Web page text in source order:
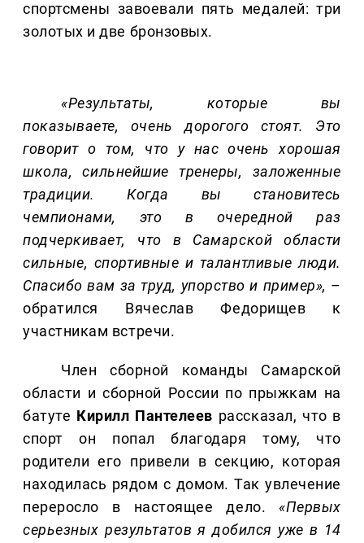
спортсмены завоевали пять медалей: три
золотых и две бронзовых.
«Результаты, которые вы
показываете, очень дорогого стоят. Это
говорит о том, что у нас очень хорошая
школа, сильнейшие тренеры, заложенные
традиции. Когда вы становитесь
чемпионами, это в очередной раз
подчеркивает, что в Самарской области
сильные, спортивные и талантливые люди.
Спасибо вам за труд, упорство и пример», –
обратился Вячеслав Федорищев к
участникам встречи.
Член сборной команды Самарской
области и сборной России по прыжкам на
батуте Кирилл Пантелеев рассказал, что в
спорт он попал благодаря тому, что
родители его привели в секцию, которая
находилась рядом с домом. Так увлечение
переросло в настоящее дело.«Первых
серьезных результатов я добился уже в 14